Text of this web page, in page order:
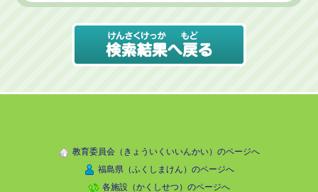
教育委員会（きょういくいいんかい）のページへ
福島県（ふくしまけん）のページへ
各施設（かくしせつ）のページへ